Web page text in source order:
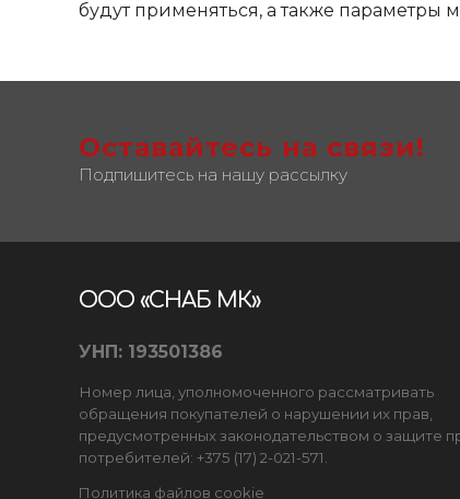
будут применяться, а также параметры
Оставайтесь на связи!
Подпишитесь на нашу рассылку
ООО «СНАБ МК»
УНП: 193501386
Номер лица, уполномоченного рассматривать
обращения покупателей о нарушении их прав,
предусмотренных законодательством о защите
потребителей: +375 (17) 2-021-571.
Политика файлов cookie